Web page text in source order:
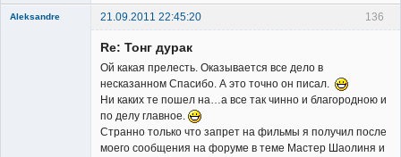
136
Aleksandre
21.09.2011 22:45:20
Re: Тонг дурак
Ой какая прелесть. Оказывается все дело в
несказанном Спасибо. А это точно он писал.
Ни каких те пошел на…а все так чинно и благородною и
по делу главное.
Странно только что запрет на фильмы я получил после
моего сообщения на форуме в теме Мастер Шаолиня и